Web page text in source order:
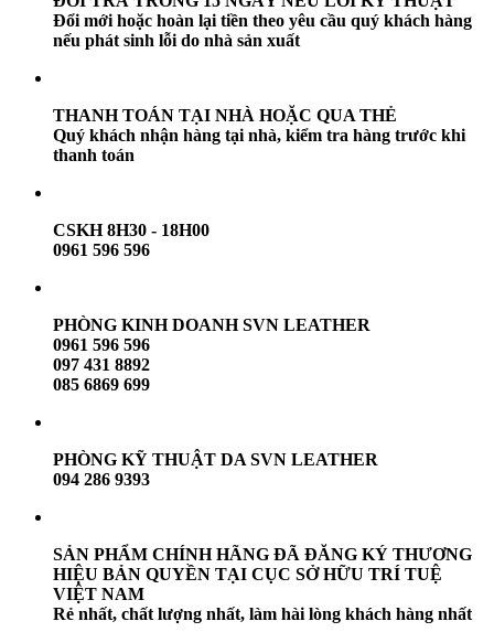
Đổi mới hoặc hoàn lại tiền theo yêu cầu quý khách hàng
nếu phát sinh lỗi do nhà sản xuất
THANH TOÁN TẠI NHÀ HOẶC QUA THẺ
Quý khách nhận hàng tại nhà, kiểm tra hàng trước khi
thanh toán
CSKH 8H30 - 18H00
0961 596 596
PHÒNG KINH DOANH SVN LEATHER
0961 596 596
097 431 8892
085 6869 699
PHÒNG KỸ THUẬT DA SVN LEATHER
094 286 9393
SẢN PHẨM CHÍNH HÃNG ĐÃ ĐĂNG KÝ THƯƠNG
HIỆU BẢN QUYỀN TẠI CỤC SỞ HỮU TRÍ TUỆ
VIỆT NAM
Rẻ nhất, chất lượng nhất, làm hài lòng khách hàng nhất